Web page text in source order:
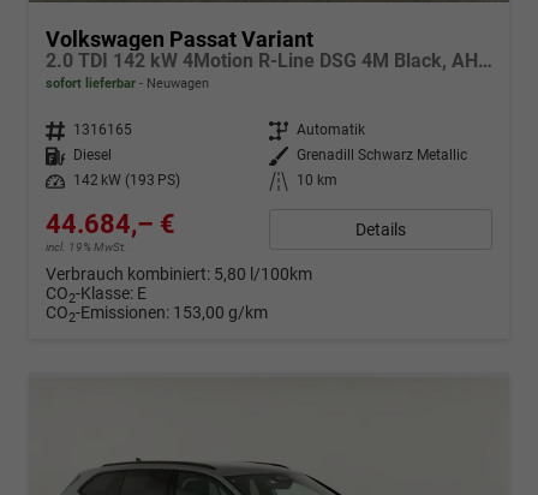
Volkswagen Passat Variant
2.0 TDI 142 kW 4Motion R-Line DSG 4M Black, AHK, IQ.Light, HUD, 19-Zoll, AreaView, Navi, Side
sofort lieferbar Neuwagen
Fahrzeugnr. 1316165 Getriebe Automatik
Kraftstoff
Diesel Außenfarbe
Grenadill Schwarz Metallic
Leistung
142 kW (193 PS) Kilometerstand 10 km
44.684,– €
incl. 19% MwSt.
Details
Verbrauch kombiniert: 5,80 l/100km
CO2-Klasse: E
CO2-Emissionen: 153,00 g/km